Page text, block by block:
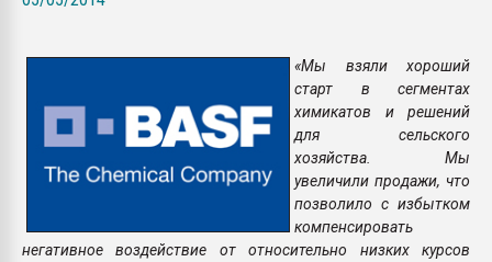
ПЕРЕЙТИ НА
«Мы взяли хороший
старт в сегментах
химикатов и решений
для сельского
хозяйства. Мы
увеличили продажи, что
позволило с избытком
компенсировать
негативное воздействие от относительно низких курсов